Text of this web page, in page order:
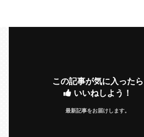
この記事が気に入ったら
いいねしよう！
最新記事をお届けします。